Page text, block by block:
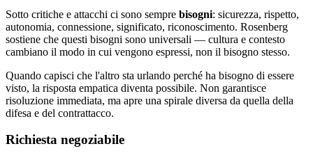
Sotto critiche e attacchi ci sono sempre bisogni: sicurezza, rispetto,
autonomia, connessione, significato, riconoscimento. Rosenberg
sostiene che questi bisogni sono universali — cultura e contesto
cambiano il modo in cui vengono espressi, non il bisogno stesso.
Quando capisci che l'altro sta urlando perché ha bisogno di essere
visto, la risposta empatica diventa possibile. Non garantisce
risoluzione immediata, ma apre una spirale diversa da quella della
difesa e del contrattacco.
Richiesta negoziabile